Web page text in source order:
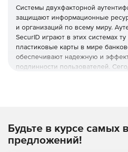
Системы двухфакторной
защищают информационные
и организаций по всему миру.
SecurID играют в этих системах
пластиковые карты в мире
обеспечивают надежную и
подлинности пользователей.
систем двухфакторной
создают отличные условия для
управления безопасностью и
Будьте в курсе самых
предложений!